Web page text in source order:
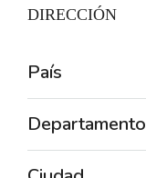
DIRECCIÓN
País
Departamento